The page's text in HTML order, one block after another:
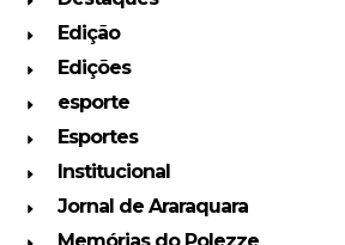
Edição
Edições
esporte
Esportes
Institucional
Jornal de Araraquara